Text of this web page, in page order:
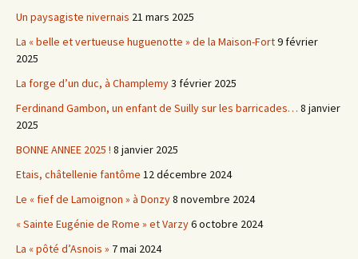
Un paysagiste nivernais 21 mars 2025
La « belle et vertueuse huguenotte » de la Maison-Fort9 février
2025
La forge d’un duc, à Champlemy3 février 2025
Ferdinand Gambon, un enfant de Suilly sur les barricades… 8 janvier
2025
BONNE ANNEE 2025 ! 8 janvier 2025
Etais, châtellenie fantôme 12 décembre 2024
Le « fief de Lamoignon » à Donzy8 novembre 2024
« Sainte Eugénie de Rome » et Varzy6 octobre 2024
La « pôté d’Asnois » 7 mai 2024